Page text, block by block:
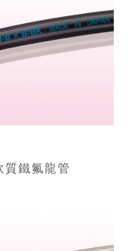
質鐵氟龍管